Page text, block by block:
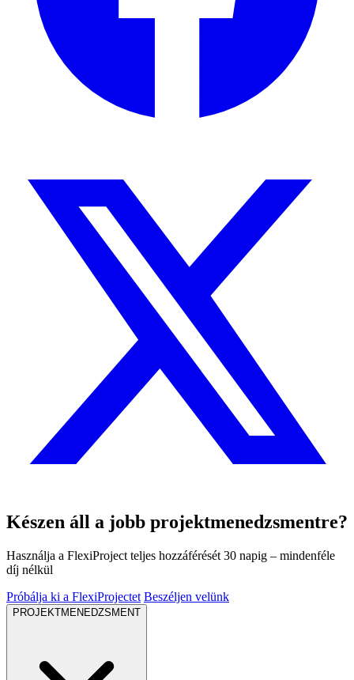
Készen áll a jobb projektmenedzsmentre?
Használja a FlexiProject teljes hozzáférését 30 napig – mindenféle
díj nélkül
Próbálja ki a FlexiProjectet Beszéljen velünk
PROJEKTMENEDZSMENT